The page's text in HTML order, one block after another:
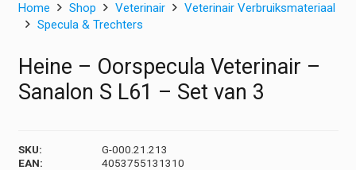
Home Shop Veterinair
Veterinair Verbruiksmateriaal
Specula & Trechters
Heine – Oorspecula Veterinair –
Sanalon S L61 – Set van 3
SKU:
G-000.21.213
EAN:
4053755131310